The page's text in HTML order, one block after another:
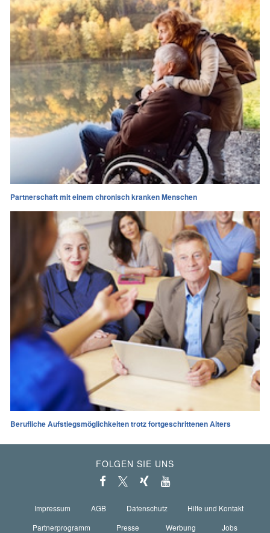
Partnerschaft mit einem chronisch kranken Menschen
Berufliche Aufstiegsmöglichkeiten trotz fortgeschrittenen Alters
FOLGEN SIE UNS
Impressum AGB Datenschutz
Hilfe und Kontakt
Partnerprogramm
Presse Werbung Jobs